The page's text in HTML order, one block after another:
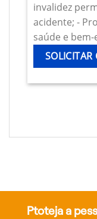
invalidez
acidente; -
saúde e
SOLICITAR
Ptoteja a